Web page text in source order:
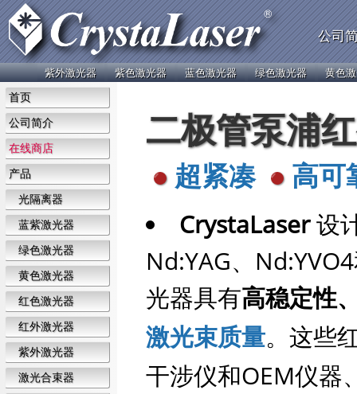
公司
紫外激光器 紫色激光器 蓝色激光器 绿色激光器 黄色
首页
公司简介
在线商店
产品
光隔离器
蓝紫激光器
绿色激光器
黄色激光器
红色激光器
红外激光器
紫外激光器
激光合束器
二极管泵浦
超紧凑 高可
CrystaLaser设
Nd:YAG、
光器具有高稳定性
激光束质量。这些
干涉仪和OEM仪器